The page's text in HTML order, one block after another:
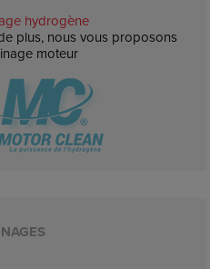
hydrogène
plus, nous vous proposons
moteur